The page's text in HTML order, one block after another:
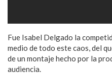
Fue Isabel Delgado la
medio de todo este caos, del
de un montaje hecho por la
audiencia.